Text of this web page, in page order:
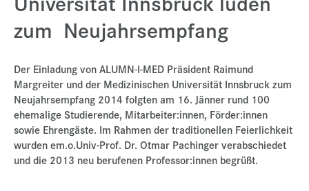
Internationales
Events
Presse
Jobs
Kontakt
zum Neujahrsempfang
Der Einladung von ALUMN-I-MED Präsident Raimund
Margreiter und der Medizinischen Universität Innsbruck zum
Neujahrsempfang 2014 folgten am 16. Jänner rund 100
ehemalige Studierende, Mitarbeiter:innen, Förder:innen
sowie Ehrengäste. Im Rahmen der traditionellen Feierlichkeit
wurden em.o.Univ-Prof. Dr. Otmar Pachinger verabschiedet
und die 2013 neu berufenen Professor:innen begrüßt.